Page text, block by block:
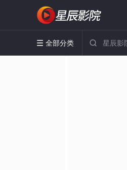
 全部分类 